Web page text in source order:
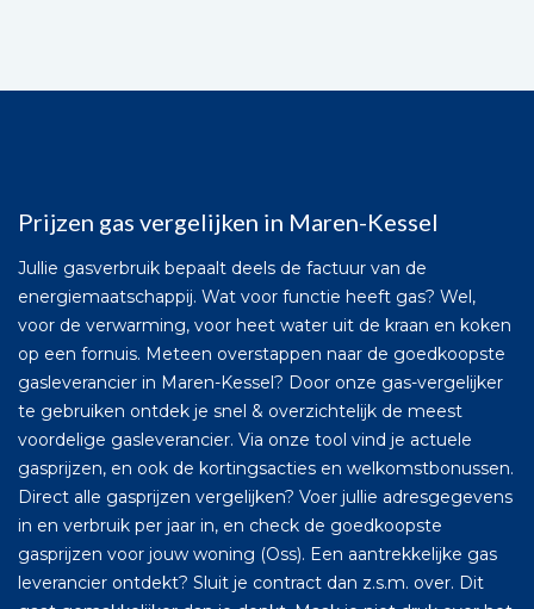
Prijzen gas vergelijken in Maren-Kessel
Jullie gasverbruik bepaalt deels de factuur van de
energiemaatschappij. Wat voor functie heeft gas? Wel,
voor de verwarming, voor heet water uit de kraan en koken
op een fornuis. Meteen overstappen naar de goedkoopste
gasleverancier in Maren-Kessel? Door onze gas-vergelijker
te gebruiken ontdek je snel & overzichtelijk de meest
voordelige gasleverancier. Via onze tool vind je actuele
gasprijzen, en ook de kortingsacties en welkomstbonussen.
Direct alle gasprijzen vergelijken? Voer jullie adresgegevens
in en verbruik per jaar in, en check de goedkoopste
gasprijzen voor jouw woning (Oss). Een aantrekkelijke gas
leverancier ontdekt? Sluit je contract dan z.s.m. over. Dit